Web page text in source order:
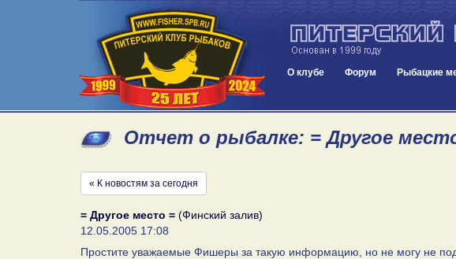
О клубе Форум Рыбацкие
Отчет о рыбалке: = Другое
« К новостям за сегодня
= Другое место = (Финский залив)
12.05.2005 17:08
Простите уважаемые Фишеры за такую информацию, но не могу не